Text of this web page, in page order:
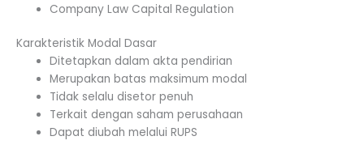
Company Law Capital Regulation
Karakteristik Modal Dasar
Ditetapkan dalam akta pendirian
Merupakan batas maksimum modal
Tidak selalu disetor penuh
Terkait dengan saham perusahaan
Dapat diubah melalui RUPS